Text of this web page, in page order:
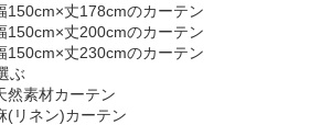
150cm×丈178cmのカーテン
150cm×丈200cmのカーテン
150cm×丈230cmのカーテン
ぶ
然素材カーテン
(リネン)カーテン